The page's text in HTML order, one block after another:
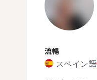
流暢
スペイン語